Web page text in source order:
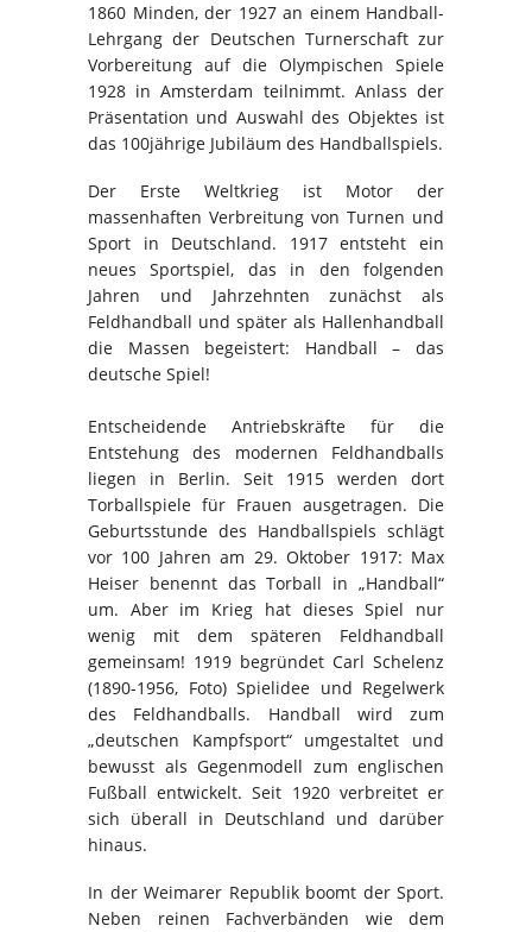
1860 Minden, der 1927 an einem Handball-
Lehrgang der Deutschen Turnerschaft zur
Vorbereitung auf die Olympischen Spiele
1928 in Amsterdam teilnimmt. Anlass der
Präsentation und Auswahl des Objektes ist
das 100jährige Jubiläum des Handballspiels.
Der Erste Weltkrieg ist Motor der
massenhaften Verbreitung von Turnen und
Sport in Deutschland. 1917 entsteht ein
neues Sportspiel, das in den folgenden
Jahren und Jahrzehnten zunächst als
Feldhandball und später als Hallenhandball
die Massen begeistert: Handball – das
deutsche Spiel!
Entscheidende Antriebskräfte für die
Entstehung des modernen Feldhandballs
liegen in Berlin. Seit 1915 werden dort
Torballspiele für Frauen ausgetragen. Die
Geburtsstunde des Handballspiels schlägt
vor 100 Jahren am 29. Oktober 1917: Max
Heiser benennt das Torball in „Handball“
um. Aber im Krieg hat dieses Spiel nur
wenig mit dem späteren Feldhandball
gemeinsam! 1919 begründet Carl Schelenz
(1890-1956, Foto) Spielidee und Regelwerk
des Feldhandballs. Handball wird zum
„deutschen Kampfsport“ umgestaltet und
bewusst als Gegenmodell zum englischen
Fußball entwickelt. Seit 1920 verbreitet er
sich überall in Deutschland und darüber
hinaus.
In der Weimarer Republik boomt der Sport.
Neben reinen Fachverbänden wie dem